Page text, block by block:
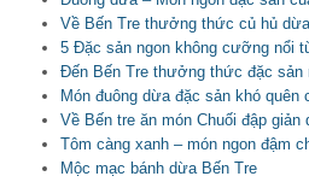
Về Bến Tre thưởng thức củ hủ
5 Đặc sản ngon không cưỡng nổi
Đến Bến Tre thưởng thức đặc
Món đuông dừa đặc sản khó quên
Về Bến tre ăn món Chuối đập giản
Tôm càng xanh – món ngon đậm
Mộc mạc bánh dừa Bến Tre